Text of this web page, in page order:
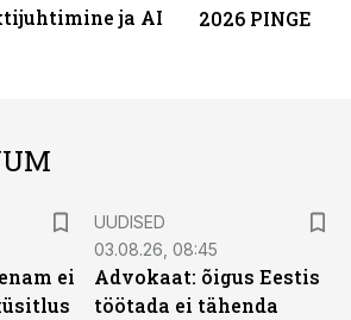
ja AI
2026 PINGE
ei
UUDISED
03.08.26, 08:45
Advokaat: õigus Eestis
töötada ei tähenda